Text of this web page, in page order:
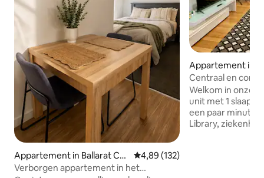
Appartement in Ballarat Ce
ntral
Gemiddelde beoordeling van
4,89 (132)
Verborgen appartement in het
Appartement in
ntral
Centraal en
slaapkamer
Welkom in onze
unit met 1
een paar minuten
Library,